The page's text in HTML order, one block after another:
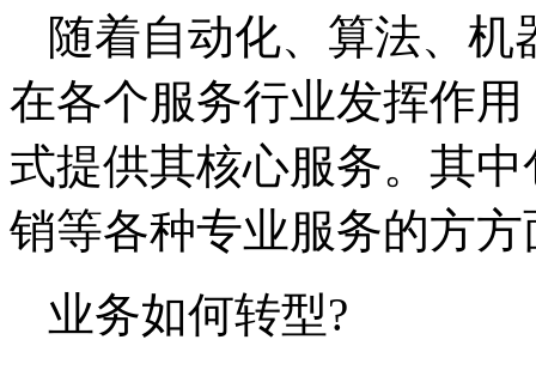
随着自动化、算法、
在各个服务行业发挥作
式提供其核心服务。其
销等各种专业服务的方方
业务如何转型?